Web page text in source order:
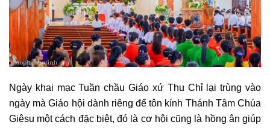
Ngày khai mạc Tuần chầu Giáo xứ Thu Chỉ lại trùng vào
ngày mà Giáo hội dành riêng để tôn kính Thánh Tâm Chúa
Giêsu một cách đặc biệt, đó là cơ hội cũng là hồng ân giúp